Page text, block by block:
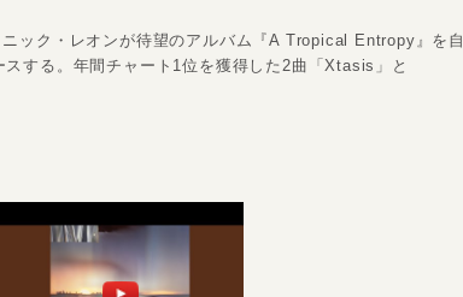
ニック・レオンが待望のアルバム『A Tropical Entropy』を自
する。年間チャート1位を獲得した2曲「Xtasis」と